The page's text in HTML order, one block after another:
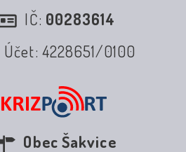
IČ: 00283614
Účet: 4228651/0100
Obec Šakvice